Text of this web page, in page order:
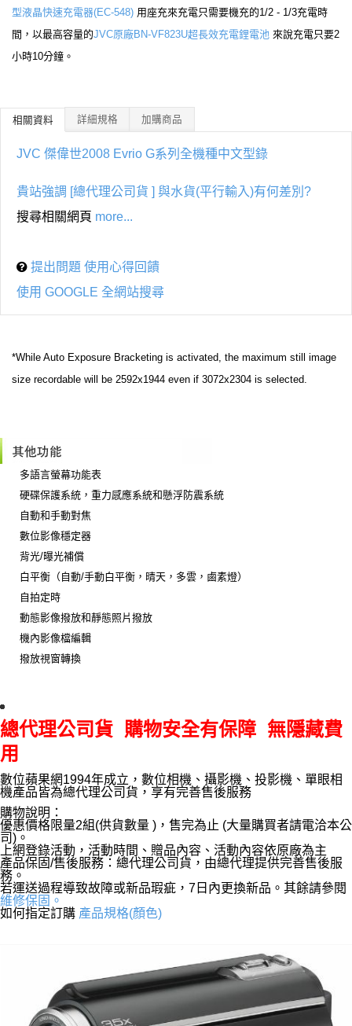
型液晶快速充電器(EC-548) 用座充來充電只需要機充的1/2 - 1/3充電時
間，以最高容量的JVC原廠BN-VF823U超長效充電鋰電池 來說充電只要2
小時10分鐘。
相關資料 詳細規格 加購商品
JVC 傑偉世2008 Evrio G系列全機種中文型錄
貴站強調 [總代理公司貨 ] 與水貨(平行輸入)有何差別?
搜尋相關網頁 more...
提出問題 使用心得回饋
使用 GOOGLE 全網站搜尋
*While Auto Exposure Bracketing is activated, the maximum still image
size recordable will be 2592x1944 even if 3072x2304 is selected.
多語言螢幕功能表
硬碟保護系統，重力感應系統和懸浮防震系統
自動和手動對焦
數位影像穩定器
背光/曝光補償
白平衡（自動/手動白平衡，晴天，多雲，鹵素燈）
自拍定時
動態影像撥放和靜態照片撥放
機內影像檔編輯
撥放視窗轉換
總代理公司貨 購物安全有保障 無隱藏費
用
數位蘋果網1994年成立，數位相機、攝影機、投影機、單眼相
機產品皆為總代理公司貨，享有完善售後服務
購物說明：
優惠價格限量2組(供貨數量 )，售完為止 (大量購買者請電洽本公
司)。
上網登錄活動，活動時間、贈品內容、活動內容依原廠為主
產品保固/售後服務：總代理公司貨，由總代理提供完善售後服
務。
若運送過程導致故障或新品瑕疵，7日內更換新品。其餘請參閱
維修保固。
如何指定訂購 產品規格(顏色)